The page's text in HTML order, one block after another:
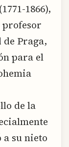
1866),
profesor
Praga,
para el
de la
su nieto